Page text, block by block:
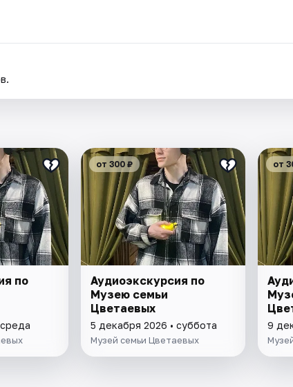
по
от 300 ₽
Аудиоэкскурсия по
Музею семьи
Цветаевых
5 декабря 2026 • суббота
Музей семьи Цветаевых
от
9